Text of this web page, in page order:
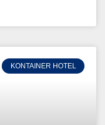
KONTAINER HOTEL